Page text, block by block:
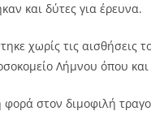
και δύτες για έρευνα.
χωρίς τις αισθήσεις
Λήμνου όπου
στον διμοφιλή